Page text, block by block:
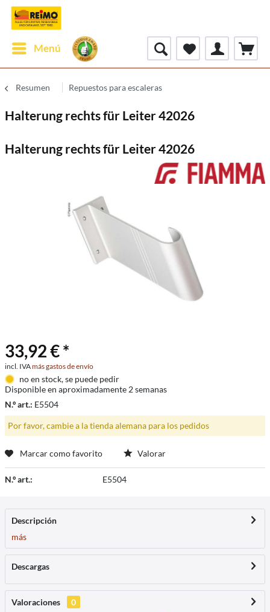
Menú
Resumen Repuestos para escaleras
Halterung rechts für Leiter 42026
Halterung rechts für Leiter 42026
33,92 € *
incl. IVAmás gastos de envío
no en stock, se puede pedir
Disponible en aproximadamente 2 semanas
N.º art.: E5504
Por favor, cambie a la tienda alemana para los pedidos
Marcar como favorito Valorar
N.º art.: E5504
Descripción
más
Descargas
Valoraciones
0